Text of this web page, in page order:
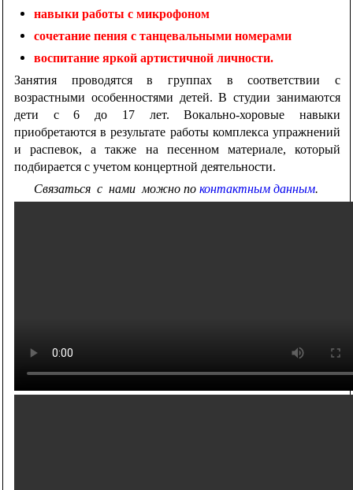
навыки работы с микрофоном
сочетание пения с танцевальными номерами
воспитание яркой артистичной личности.
Занятия проводятся в группах в соответствии с
возрастными особенностями детей. В студии занимаются
дети с 6 до 17 лет. Вокально-хоровые навыки
приобретаются в результате работы комплекса упражнений
и распевок, а также на песенном материале, который
подбирается с учетом концертной деятельности.
Связаться с нами можно по контактным данным.